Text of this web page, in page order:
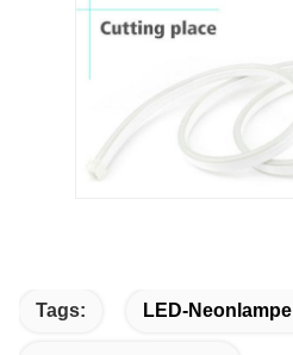
Tags: LED-Neonlampe